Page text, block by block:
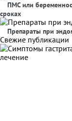
ПМС или
сроках
Препараты при
Свежие публикации